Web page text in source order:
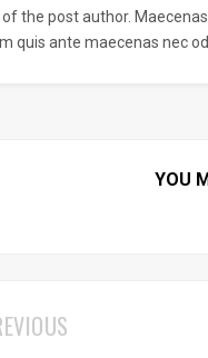
the post author.
quis ante maecenas nec
YOU